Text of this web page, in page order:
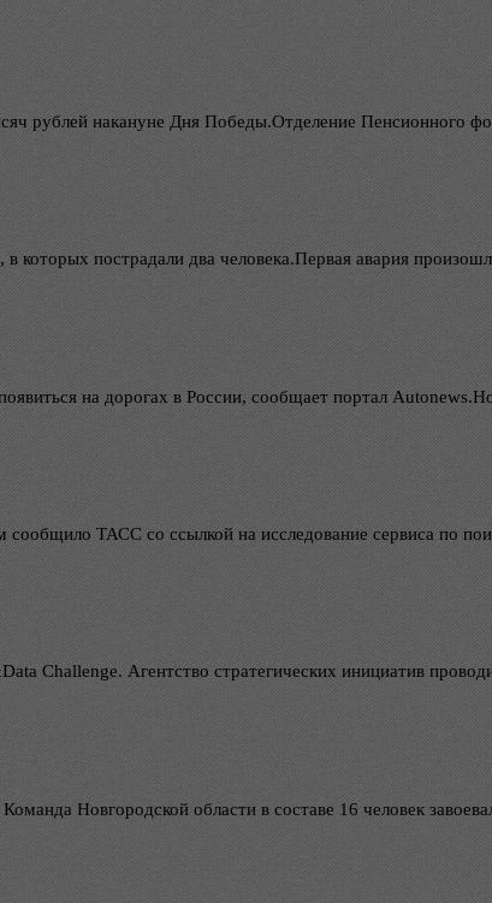
рублей накануне Дня Победы.Отделение Пенсионного
пострадали два человека.Первая авария
на дорогах в России, сообщает портал
ТАСС со ссылкой на исследование сервиса по
Challenge. Агентство стратегических инициатив
Новгородской области в составе 16 человек